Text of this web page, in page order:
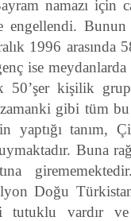
namazı için
engellendi. Bunun
1996 arasında
ise
50’şer kişilik
gibi tüm
yaptığı tanım,
Buna
Doğu
tutuklu vardır ve